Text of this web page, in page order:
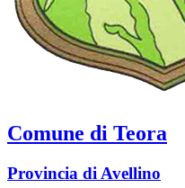
Comune di Teora
Provincia di Avellino